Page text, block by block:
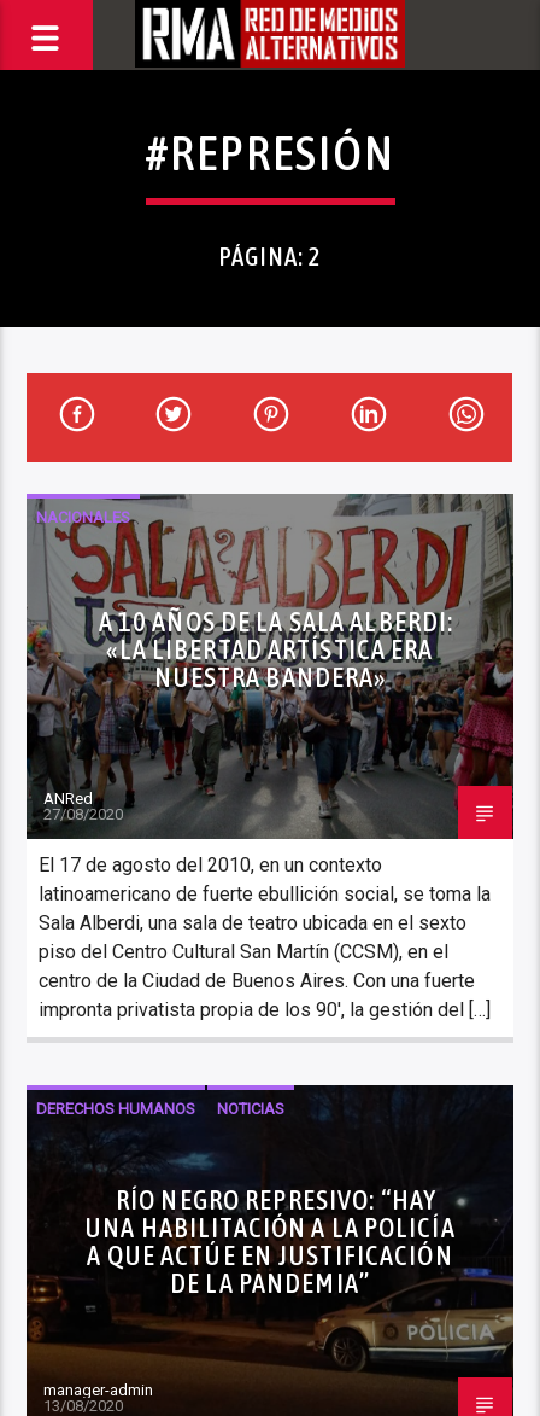
#REPRESIÓN
PÁGINA: 2
NACIONALES
A 10 AÑOS DE LA SALA ALBERDI:
«LA LIBERTAD ARTÍSTICA ERA
NUESTRA BANDERA»
ANRed
27/08/2020
El 17 de agosto del 2010, en un contexto
latinoamericano de fuerte ebullición social, se toma la
Sala Alberdi, una sala de teatro ubicada en el sexto
piso del Centro Cultural San Martín (CCSM), en el
centro de la Ciudad de Buenos Aires. Con una fuerte
impronta privatista propia de los 90′, la gestión del […]
DERECHOS HUMANOS NOTICIAS
RÍO NEGRO REPRESIVO: “HAY
UNA HABILITACIÓN A LA POLICÍA
A QUE ACTÚE EN JUSTIFICACIÓN
DE LA PANDEMIA”
manager-admin
13/08/2020